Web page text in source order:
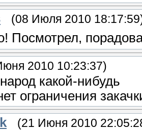
(08 Июля 2010
Посмотрел,
2010 10:23:37)
какой-нибудь
ограничения
(21 Июня 2010